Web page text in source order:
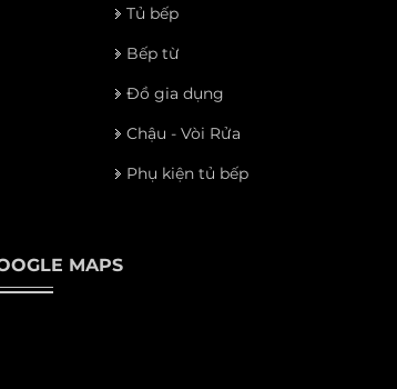
Tủ bếp
Bếp từ
Đồ gia dụng
Chậu - Vòi Rửa
Phụ kiện tủ bếp
MAPS